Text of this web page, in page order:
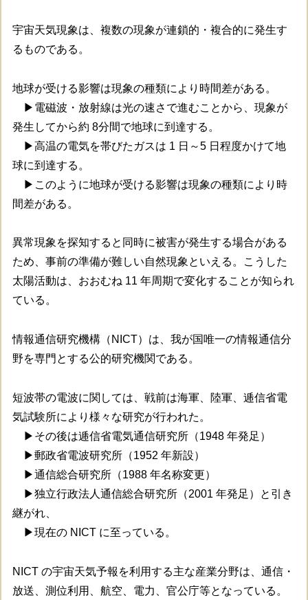
宇宙天気現象は、複数の現象が連鎖的・複合的に発生す
るものである。
地球が受ける影響は現象の種類により時間差がある。
▶電磁波・放射線は光の速さで進むことから、現象が
発生してから約 8分間で地球に到達する。
▶高温の電気を帯びたガスは 1 日～5 日程度かけて地
球に到達する。
▶このように地球が受ける影響は現象の種類により時
間差がある。
異常現象を探知すると同時に被害が発生する場合がある
ため、事前の準備が難しい自然現象といえる。こうした
太陽活動は、おおむね 11 年周期で変化することが知られ
ている。
情報通信研究機構（NICT）は、我が国唯一の情報通信分
野を専門とする公的研究機関である。
短波帯の電波に関しては、戦前は海軍、陸軍、逓信省電
気試験所により様々な研究が行われた。
▶その後は逓信省電気通信研究所（1948 年発足）
▶郵政省電波研究所（1952 年新設）
▶通信総合研究所（1988 年名称変更）
▶独立行政法人通信総合研究所（2001 年発足）と引き
継がれ、
▶現在の NICT に至っている。
NICT の宇宙天気予報を利用する主な産業分野は、通信・
放送、測位利用、航空、電力、官公庁等となっている。